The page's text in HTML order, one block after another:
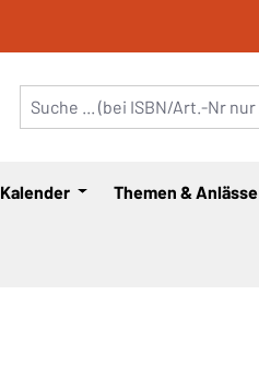
Kalender Themen & Anlässe